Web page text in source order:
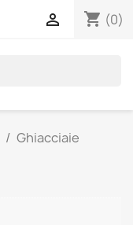
shopping_cart (0)

Ghiacciaie